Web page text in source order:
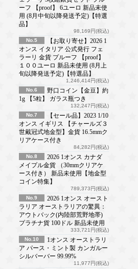
ーフ 【proof】 6ユーロ 新品未使
用 (8月中旬以降発送予定)【特選
品】
98,169円(税込)
No.5
【お取り寄せ】2026 1
オンス イタリア 公式発行 フェ
ラーリ 金貨 プルーフ 【proof】
１００ユーロ 新品未使用 (8月上
旬以降発送予定)【特選品】
1,246,414円(税込)
No.6
野口コイン【金豆】約
1g 【5粒】 ガラス瓶つき
132,247円(税込)
No.7
【セール品】2023 1/10
オンス イギリス 【チャールズ３
世戴冠式地金型】金貨 16.5mmク
リアケース付き
84,282円(税込)
No.8
2026 1オンス カナダ
メイプル金貨 （30mmクリアケ
ース付き） 新品未使用【地金型
コイン特集】
789,373円(税込)
No.9
2026 1オンス オースト
ラリア オーストラリアの驚異：
アウトバック(内陸部荒野地帯)
プラチナ貨 100ドル 新品未使用
333,721円(税込)
No.10
1オンス オーストラリ
ア パース・ミント製 カンガルー
シルバーバー 99.99%
11,977円(税込)